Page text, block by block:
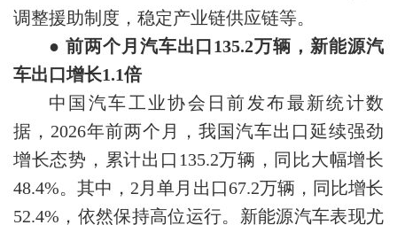
调整援助制度，稳定产业链供应链等。
● 前两个月汽车出口135.2万辆，新能源汽
车出口增长1.1倍
中国汽车工业协会日前发布最新统计数
据，2026年前两个月，我国汽车出口延续强劲
增长态势，累计出口135.2万辆，同比大幅增长
48.4%。其中，2月单月出口67.2万辆，同比增长
52.4%，依然保持高位运行。新能源汽车表现尤